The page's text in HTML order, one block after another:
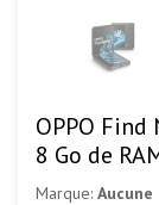
OPPO Find
8 Go de
Marque: Aucune